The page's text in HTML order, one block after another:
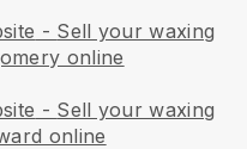
- Sell your waxing
online
- Sell your waxing
online